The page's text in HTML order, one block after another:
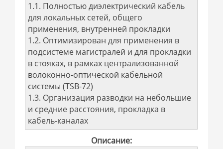
1.1. Полностью диэлектрический кабель
для локальных сетей, общего
применения, внутренней прокладки
1.2. Оптимизирован для применения в
подсистеме магистралей и для прокладки
в стояках, в рамках централизованной
волоконно-оптической кабельной
системы (TSB-72)
1.3. Организация разводки на небольшие
и средние расстояния, прокладка в
кабель-каналах
Описание: